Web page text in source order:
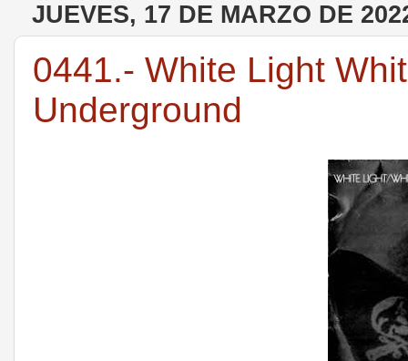
JUEVES, 17 DE MARZO DE
0441.- White Light
Underground